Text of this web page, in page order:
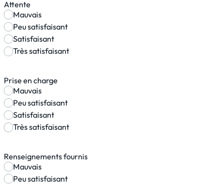
Attente
Mauvais
Peu satisfaisant
Satisfaisant
Très satisfaisant
Prise en charge
Mauvais
Peu satisfaisant
Satisfaisant
Très satisfaisant
Renseignements fournis
Mauvais
Peu satisfaisant